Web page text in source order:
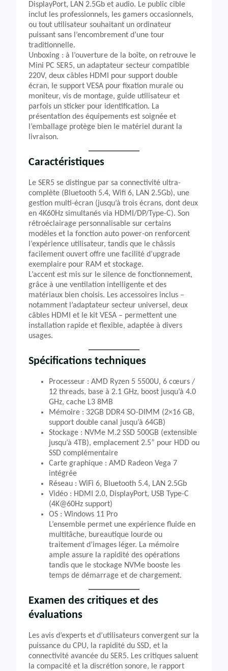
DisplayPort, LAN 2.5Gb et audio. Le public cible
inclut les professionnels, les gamers occasionnels,
ou tout utilisateur souhaitant un ordinateur
puissant sans l’encombrement d’une tour
traditionnelle.
Unboxing : à l’ouverture de la boîte, on retrouve le
Mini PC SER5, un adaptateur secteur compatible
220V, deux câbles HDMI pour support double
écran, le support VESA pour fixation murale ou
moniteur, vis de montage, guide utilisateur et
parfois un sticker pour identification. La
présentation des équipements est soignée et
l’emballage protège bien le matériel durant la
livraison.
Caractéristiques
Le SER5 se distingue par sa connectivité ultra-
complète (Bluetooth 5.4, Wifi 6, LAN 2.5Gb), une
gestion multi-écran (jusqu’à trois écrans, dont deux
en 4K60Hz simultanés via HDMI/DP/Type-C). Son
rétroéclairage personnalisable sur certains
modèles et la fonction auto power-on renforcent
l’expérience utilisateur, tandis que le châssis
facilement ouvert offre une facilité d’upgrade
exemplaire pour RAM et stockage.
L’accent est mis sur le silence de fonctionnement,
grâce à une ventilation intelligente et des
matériaux bien choisis. Les accessoires inclus –
notamment l’adaptateur secteur universel, deux
câbles HDMI et le kit VESA – permettent une
installation rapide et flexible, adaptée à divers
usages.
Spécifications techniques
Processeur : AMD Ryzen 5 5500U, 6 cœurs /
12 threads, base à 2.1 GHz, boost jusqu’à 4.0
GHz, cache L3 8MB
Mémoire : 32GB DDR4 SO-DIMM (2×16 GB,
support double canal jusqu’à 64GB)
Stockage : NVMe M.2 SSD 500GB (extensible
jusqu’à 4TB), emplacement 2.5” pour HDD ou
SSD complémentaire
Carte graphique : AMD Radeon Vega 7
intégrée
Réseau : WiFi 6, Bluetooth 5.4, LAN 2.5Gb
Vidéo : HDMI 2.0, DisplayPort, USB Type-C
(4K@60Hz support)
OS : Windows 11 Pro
L’ensemble permet une expérience fluide en
multitâche, bureautique lourde ou
traitement d’images léger. La mémoire
ample assure la rapidité des opérations
tandis que le stockage NVMe booste les
temps de démarrage et de chargement.
Examen des critiques et des
évaluations
Les avis d’experts et d’utilisateurs convergent sur la
puissance du CPU, la rapidité du SSD, et la
connectivité avancée du SER5. Les critiques saluent
la compacité et la discrétion sonore, le rapport